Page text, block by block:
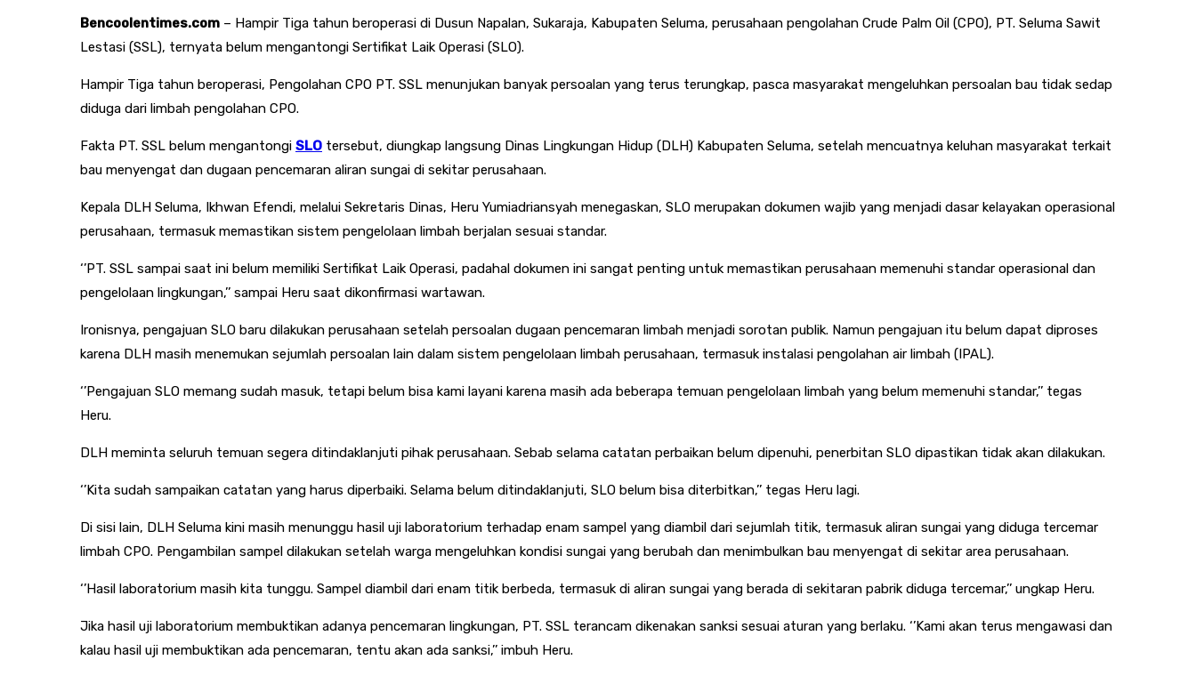
Bencoolentimes.com – Hampir Tiga tahun beroperasi di Dusun Napalan, Sukaraja, Kabupaten Seluma, perusahaan pengolahan Crude Palm Oil (CPO), PT. Seluma Sawit
Lestasi (SSL), ternyata belum mengantongi Sertifikat Laik Operasi (SLO).
Hampir Tiga tahun beroperasi, Pengolahan CPO PT. SSL menunjukan banyak persoalan yang terus terungkap, pasca masyarakat mengeluhkan persoalan bau tidak sedap
diduga dari limbah pengolahan CPO.
Fakta PT. SSL belum mengantongi SLO tersebut, diungkap langsung Dinas Lingkungan Hidup (DLH) Kabupaten Seluma, setelah mencuatnya keluhan masyarakat terkait
bau menyengat dan dugaan pencemaran aliran sungai di sekitar perusahaan.
Kepala DLH Seluma, Ikhwan Efendi, melalui Sekretaris Dinas, Heru Yumiadriansyah menegaskan, SLO merupakan dokumen wajib yang menjadi dasar kelayakan operasional
perusahaan, termasuk memastikan sistem pengelolaan limbah berjalan sesuai standar.
‘’PT. SSL sampai saat ini belum memiliki Sertifikat Laik Operasi, padahal dokumen ini sangat penting untuk memastikan perusahaan memenuhi standar operasional dan
pengelolaan lingkungan,’’ sampai Heru saat dikonfirmasi wartawan.
Ironisnya, pengajuan SLO baru dilakukan perusahaan setelah persoalan dugaan pencemaran limbah menjadi sorotan publik. Namun pengajuan itu belum dapat diproses
karena DLH masih menemukan sejumlah persoalan lain dalam sistem pengelolaan limbah perusahaan, termasuk instalasi pengolahan air limbah (IPAL).
‘’Pengajuan SLO memang sudah masuk, tetapi belum bisa kami layani karena masih ada beberapa temuan pengelolaan limbah yang belum memenuhi standar,’’ tegas
Heru.
DLH meminta seluruh temuan segera ditindaklanjuti pihak perusahaan. Sebab selama catatan perbaikan belum dipenuhi, penerbitan SLO dipastikan tidak akan dilakukan.
‘’Kita sudah sampaikan catatan yang harus diperbaiki. Selama belum ditindaklanjuti, SLO belum bisa diterbitkan,’’ tegas Heru lagi.
Di sisi lain, DLH Seluma kini masih menunggu hasil uji laboratorium terhadap enam sampel yang diambil dari sejumlah titik, termasuk aliran sungai yang diduga tercemar
limbah CPO. Pengambilan sampel dilakukan setelah warga mengeluhkan kondisi sungai yang berubah dan menimbulkan bau menyengat di sekitar area perusahaan.
‘’Hasil laboratorium masih kita tunggu. Sampel diambil dari enam titik berbeda, termasuk di aliran sungai yang berada di sekitaran pabrik diduga tercemar,’’ ungkap Heru.
Jika hasil uji laboratorium membuktikan adanya pencemaran lingkungan, PT. SSL terancam dikenakan sanksi sesuai aturan yang berlaku. ‘’Kami akan terus mengawasi dan
kalau hasil uji membuktikan ada pencemaran, tentu akan ada sanksi,’’ imbuh Heru.